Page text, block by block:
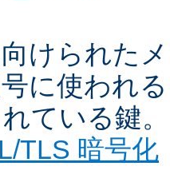
けられた
に使われ
ている鍵。
TLS 暗号化